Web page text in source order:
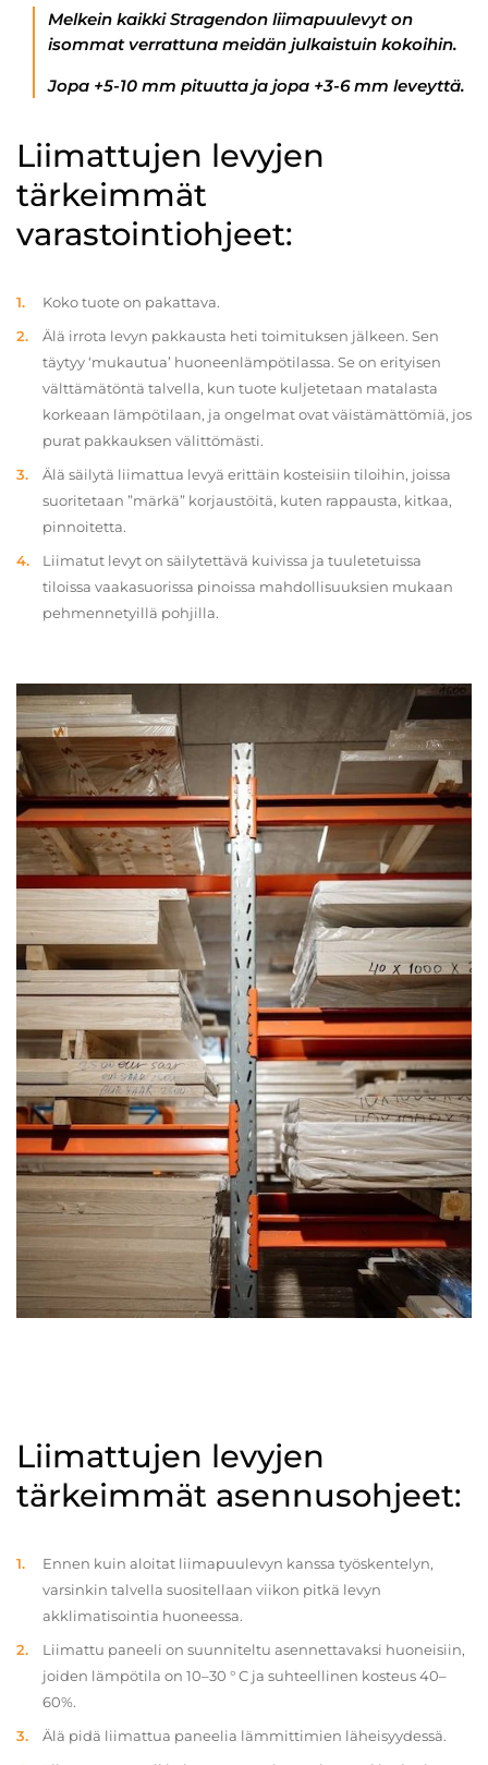
Melkein kaikki Stragendon liimapuulevyt on
isommat verrattuna meidän julkaistuin kokoihin.
Jopa +5-10 mm pituutta ja jopa +3-6 mm leveyttä.
Liimattujen levyjen
tärkeimmät
varastointiohjeet:
Koko tuote on pakattava.
Älä irrota levyn pakkausta heti toimituksen jälkeen. Sen
täytyy ‘mukautua’ huoneenlämpötilassa. Se on erityisen
välttämätöntä talvella, kun tuote kuljetetaan matalasta
korkeaan lämpötilaan, ja ongelmat ovat väistämättömiä, jos
purat pakkauksen välittömästi.
Älä säilytä liimattua levyä erittäin kosteisiin tiloihin, joissa
suoritetaan ”märkä” korjaustöitä, kuten rappausta, kitkaa,
pinnoitetta.
Liimatut levyt on säilytettävä kuivissa ja tuuletetuissa
tiloissa vaakasuorissa pinoissa mahdollisuuksien mukaan
pehmennetyillä pohjilla.
Liimattujen levyjen
tärkeimmät asennusohjeet:
Ennen kuin aloitat liimapuulevyn kanssa työskentelyn,
varsinkin talvella suositellaan viikon pitkä levyn
akklimatisointia huoneessa.
Liimattu paneeli on suunniteltu asennettavaksi huoneisiin,
joiden lämpötila on 10–30 ° C ja suhteellinen kosteus 40–
60%.
Älä pidä liimattua paneelia lämmittimien läheisyydessä.